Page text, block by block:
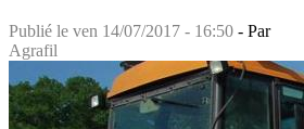
Publié le ven 14/07/2017 - 16:50 - Par
Agrafil